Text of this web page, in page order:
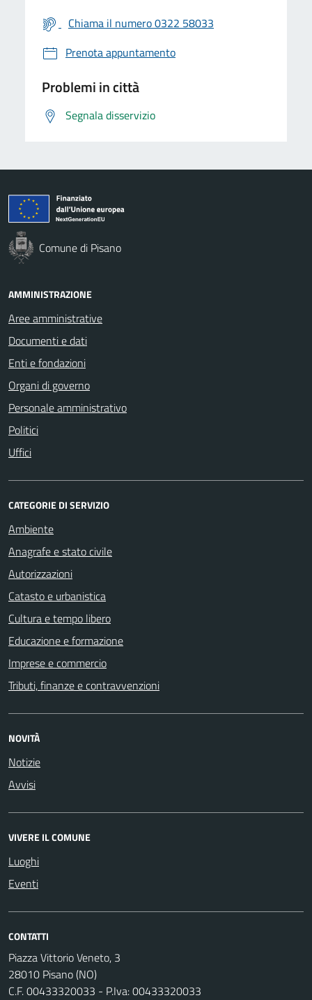
Chiama il numero 0322 58033
Prenota appuntamento
Problemi in città
Segnala disservizio
Comune di Pisano
AMMINISTRAZIONE
Aree amministrative
Documenti e dati
Enti e fondazioni
Organi di governo
Personale amministrativo
Politici
Uffici
CATEGORIE DI SERVIZIO
Ambiente
Anagrafe e stato civile
Autorizzazioni
Catasto e urbanistica
Cultura e tempo libero
Educazione e formazione
Imprese e commercio
Tributi, finanze e contravvenzioni
NOVITÀ
Notizie
Avvisi
VIVERE IL COMUNE
Luoghi
Eventi
CONTATTI
Piazza Vittorio Veneto, 3
28010 Pisano (NO)
C.F. 00433320033 - P.Iva: 00433320033